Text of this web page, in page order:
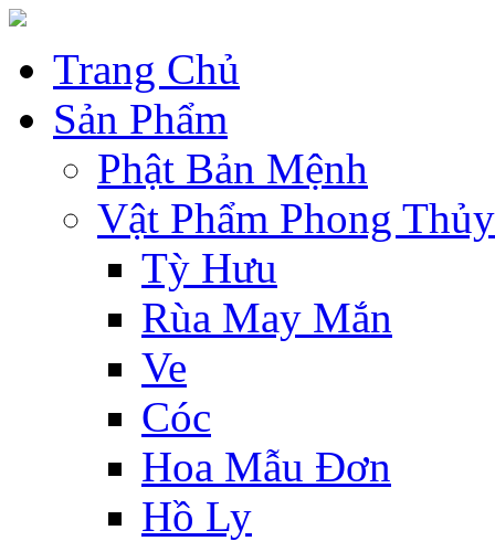
Trang Chủ
Sản Phẩm
Phật Bản Mệnh
Vật Phẩm Phong Thủy
Tỳ Hưu
Rùa May Mắn
Ve
Cóc
Hoa Mẫu Đơn
Hồ Ly